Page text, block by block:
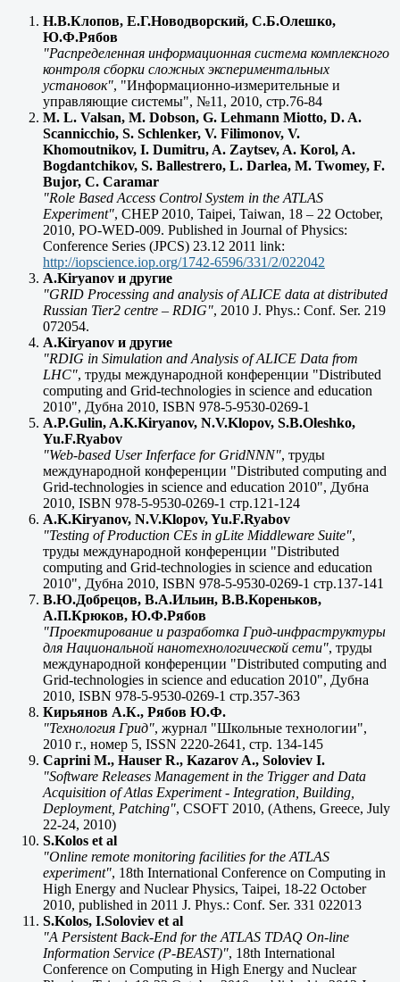
Н.В.Клопов, Е.Г.Новодворский, С.Б.Олешко,
Ю.Ф.Рябов
"Распределенная информационная система комплексного
контроля сборки сложных экспериментальных
установок", "Информационно-измерительные и
управляющие системы", №11, 2010, стр.76-84
M. L. Valsan, M. Dobson, G. Lehmann Miotto, D. A.
Scannicchio, S. Schlenker, V. Filimonov, V.
Khomoutnikov, I. Dumitru, A. Zaytsev, A. Korol, A.
Bogdantchikov, S. Ballestrero, L. Darlea, M. Twomey, F.
Bujor, C. Caramar
"Role Based Access Control System in the ATLAS
Experiment", CHEP 2010, Taipei, Taiwan, 18 – 22 October,
2010, PO-WED-009. Published in Journal of Physics:
Conference Series (JPCS) 23.12 2011 link:
http://iopscience.iop.org/1742-6596/331/2/022042
A.Kiryanov и другие
"GRID Processing and analysis of ALICE data at distributed
Russian Tier2 centre – RDIG", 2010 J. Phys.: Conf. Ser. 219
072054.
A.Kiryanov и другие
"RDIG in Simulation and Analysis of ALICE Data from
LHC", труды международной конференции "Distributed
computing and Grid-technologies in science and education
2010", Дубна 2010, ISBN 978-5-9530-0269-1
A.P.Gulin, A.K.Kiryanov, N.V.Klopov, S.B.Oleshko,
Yu.F.Ryabov
"Web-based User Inferface for GridNNN", труды
международной конференции "Distributed computing and
Grid-technologies in science and education 2010", Дубна
2010, ISBN 978-5-9530-0269-1 стр.121-124
A.K.Kiryanov, N.V.Klopov, Yu.F.Ryabov
"Testing of Production CEs in gLite Middleware Suite",
труды международной конференции "Distributed
computing and Grid-technologies in science and education
2010", Дубна 2010, ISBN 978-5-9530-0269-1 стр.137-141
В.Ю.Добрецов, В.А.Ильин, В.В.Кореньков,
А.П.Крюков, Ю.Ф.Рябов
"Проектирование и разработка Грид-инфраструктуры
для Национальной нанотехнологической сети", труды
международной конференции "Distributed computing and
Grid-technologies in science and education 2010", Дубна
2010, ISBN 978-5-9530-0269-1 стр.357-363
Кирьянов А.К., Рябов Ю.Ф.
"Технология Грид", журнал "Школьные технологии",
2010 г., номер 5, ISSN 2220-2641, стр. 134-145
Caprini M., Hauser R., Kazarov A., Soloviev I.
"Software Releases Management in the Trigger and Data
Acquisition of Atlas Experiment - Integration, Building,
Deployment, Patching", CSOFT 2010, (Athens, Greece, July
22-24, 2010)
S.Kolos et al
"Online remote monitoring facilities for the ATLAS
experiment", 18th International Conference on Computing in
High Energy and Nuclear Physics, Taipei, 18-22 October
2010, published in 2011 J. Phys.: Conf. Ser. 331 022013
S.Kolos, I.Soloviev et al
"A Persistent Back-End for the ATLAS TDAQ On-line
Information Service (P-BEAST)", 18th International
Conference on Computing in High Energy and Nuclear